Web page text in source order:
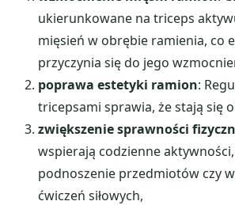
ukierunkowane na triceps
mięsień w obrębie ramienia, co
przyczynia się do jego
poprawa estetyki ramion:
tricepsami sprawia, że stają się
zwiększenie sprawności
wspierają codzienne
podnoszenie przedmiotów czy
ćwiczeń siłowych,